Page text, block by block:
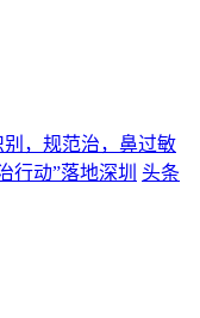
别，规范治，鼻过敏
行动”落地深圳
头条